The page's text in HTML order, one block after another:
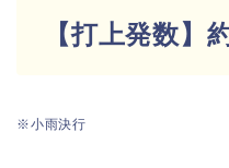
【打上発数】
※小雨決行